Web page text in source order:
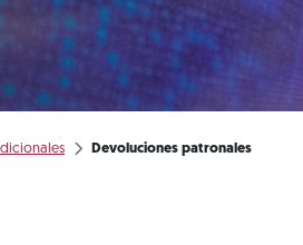
Devoluciones patronales